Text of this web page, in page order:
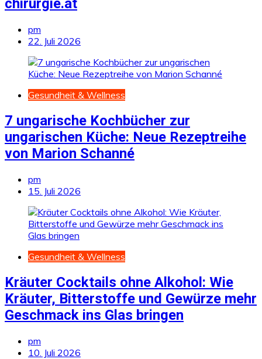
chirurgie.at
pm
22. Juli 2026
Gesundheit & Wellness
7 ungarische Kochbücher zur
ungarischen Küche: Neue Rezeptreihe
von Marion Schanné
pm
15. Juli 2026
Gesundheit & Wellness
Kräuter Cocktails ohne Alkohol: Wie
Kräuter, Bitterstoffe und Gewürze mehr
Geschmack ins Glas bringen
pm
10. Juli 2026